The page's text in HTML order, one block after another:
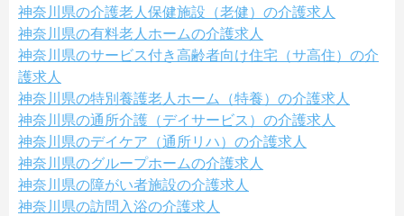
神奈川県の介護老人保健施設（老健）の介護求人
神奈川県の有料老人ホームの介護求人
神奈川県のサービス付き高齢者向け住宅（サ高住）の介
護求人
神奈川県の特別養護老人ホーム（特養）の介護求人
神奈川県の通所介護（デイサービス）の介護求人
神奈川県のデイケア（通所リハ）の介護求人
神奈川県のグループホームの介護求人
神奈川県の障がい者施設の介護求人
神奈川県の訪問入浴の介護求人